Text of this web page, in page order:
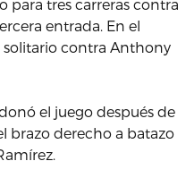
para tres carreras contra
entrada. En el
contra Anthony
el juego después de
brazo derecho a batazo